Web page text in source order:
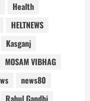
Health
HELTNEWS
Kasganj
MOSAM VIBHAG
news80